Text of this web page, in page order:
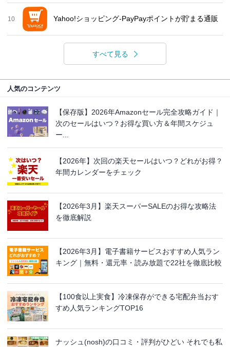
10 Yahoo!ショッピング-PayPayポイントが貯まる通販
すべて見る
人気のコンテンツ
【保存版】2026年Amazonセール完全攻略ガイド｜
次のセールはいつ？お得な買い方＆年間スケジュ
ー...
【2026年】次回の楽天セールはいつ？どれがお得？
年間カレンダーをチェック
【2026年3月】楽天スーパーSALEのお得な攻略法
を徹底解説
【2026年3月】電子書籍サービスおすすめ人気ラン
キング｜無料・還元率・読み放題で22社を徹底比較
【100食以上実食】冷凍保存ができる宅配弁当おす
すめ人気ランキングTOP16
ナッシュ(nosh)の口コミ・評判がひどい それでも私